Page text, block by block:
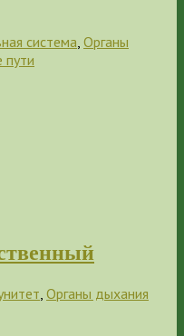
система Органы
Органы дыхания